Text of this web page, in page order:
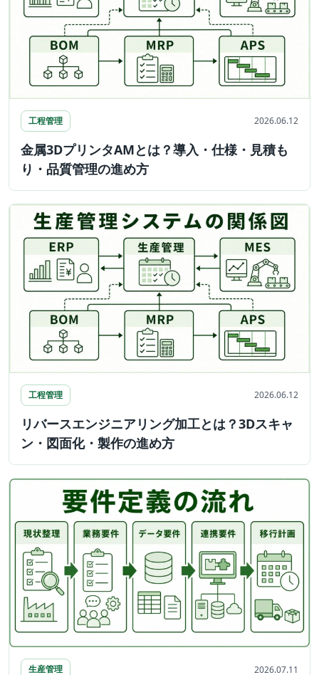
工程管理 2026.06.12
金属3DプリンタAMとは？導入・仕様・見積も
り・品質管理の進め方
工程管理 2026.06.12
リバースエンジニアリング加工とは？3Dスキャ
ン・図面化・製作の進め方
生産管理 2026.07.11